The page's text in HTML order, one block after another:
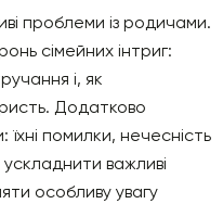
проблеми із родичами.
сімейних інтриг:
і, як
Додатково
помилки, нечесність
важливі
особливу увагу